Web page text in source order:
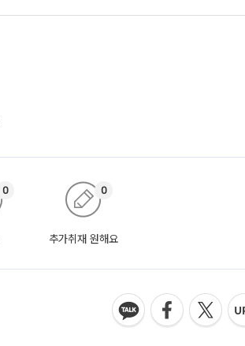
0
추가취재 원해요
0